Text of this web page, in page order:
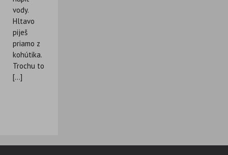
vody.
Hltavo
piješ
priamo z
kohútika.
Trochu to
[...]